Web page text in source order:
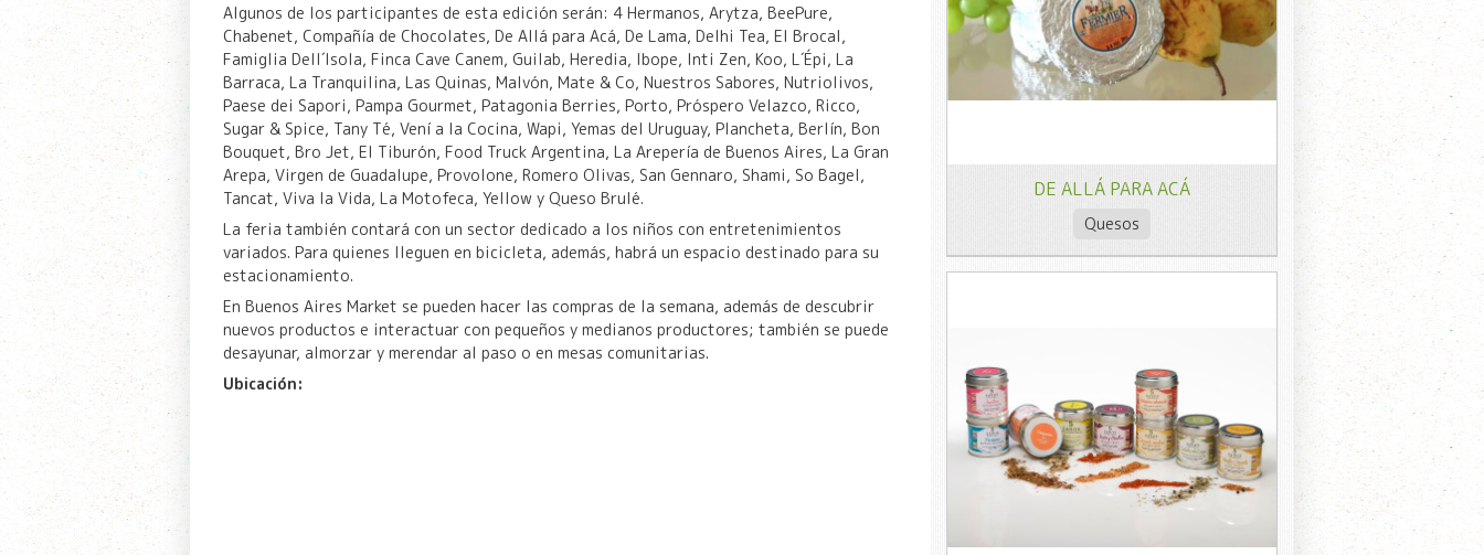
Algunos de los participantes de esta edición serán: 4 Hermanos, Arytza, BeePure,
Chabenet, Compañía de Chocolates, De Allá para Acá, De Lama, Delhi Tea, El Brocal,
Famiglia Dell´Isola, Finca Cave Canem, Guilab, Heredia, Ibope, Inti Zen, Koo, L´Épi, La
Barraca, La Tranquilina, Las Quinas, Malvón, Mate & Co, Nuestros Sabores, Nutriolivos,
Paese dei Sapori, Pampa Gourmet, Patagonia Berries, Porto, Próspero Velazco, Ricco,
Sugar & Spice, Tany Té, Vení a la Cocina, Wapi, Yemas del Uruguay, Plancheta, Berlín, Bon
Bouquet, Bro Jet, El Tiburón, Food Truck Argentina, La Arepería de Buenos Aires, La Gran
Arepa, Virgen de Guadalupe, Provolone, Romero Olivas, San Gennaro, Shami, So Bagel,
Tancat, Viva la Vida, La Motofeca, Yellow y Queso Brulé.
La feria también contará con un sector dedicado a los niños con entretenimientos
variados. Para quienes lleguen en bicicleta, además, habrá un espacio destinado para su
estacionamiento.
En Buenos Aires Market se pueden hacer las compras de la semana, además de descubrir
nuevos productos e interactuar con pequeños y medianos productores; también se puede
desayunar, almorzar y merendar al paso o en mesas comunitarias.
Ubicación:
DE ALLÁ PARA ACÁ
Quesos